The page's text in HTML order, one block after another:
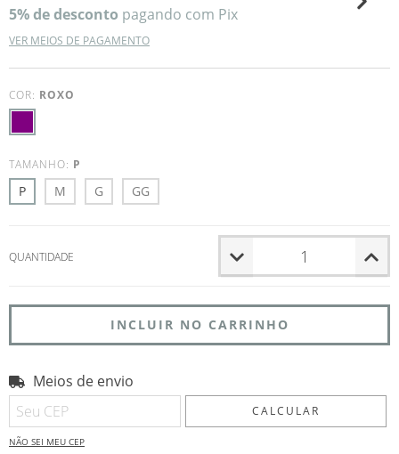
5% de desconto pagando com Pix
VER MEIOS DE PAGAMENTO
COR: ROXO
TAMANHO: P
P M G GG
QUANTIDADE
Entregas para o CEP:
Meios de envio
CALCULAR
NÃO SEI MEU CEP